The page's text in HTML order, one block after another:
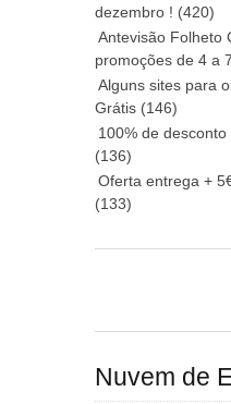
dezembro ! (420)
Antevisão Folheto
promoções de 4 a
Alguns sites para
Grátis (146)
100% de
(136)
Oferta entrega +
(133)
Nuvem de